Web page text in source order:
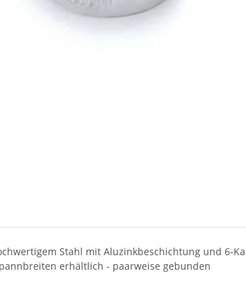
Stahl mit Aluzinkbeschichtung und 6-
erhältlich - paarweise gebunden